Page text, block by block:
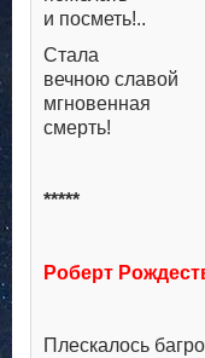
и посметь!..
Стала
вечною славой
мгновенная
смерть!
*****
Роберт
Плескалось